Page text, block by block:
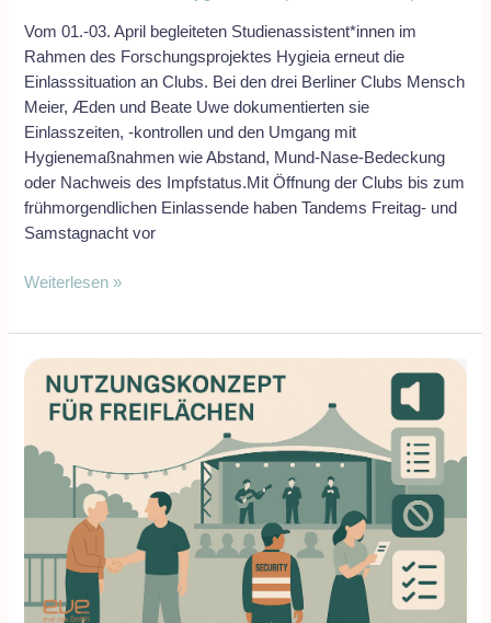
Vom 01.-03. April begleiteten Studienassistent*innen im
Rahmen des Forschungsprojektes Hygieia erneut die
Einlasssituation an Clubs. Bei den drei Berliner Clubs Mensch
Meier, Æden und Beate Uwe dokumentierten sie
Einlasszeiten, -kontrollen und den Umgang mit
Hygienemaßnahmen wie Abstand, Mund-Nase-Bedeckung
oder Nachweis des Impfstatus.Mit Öffnung der Clubs bis zum
frühmorgendlichen Einlassende haben Tandems Freitag- und
Samstagnacht vor
Weiterlesen »
Nutzungskonzept
Freiflächen